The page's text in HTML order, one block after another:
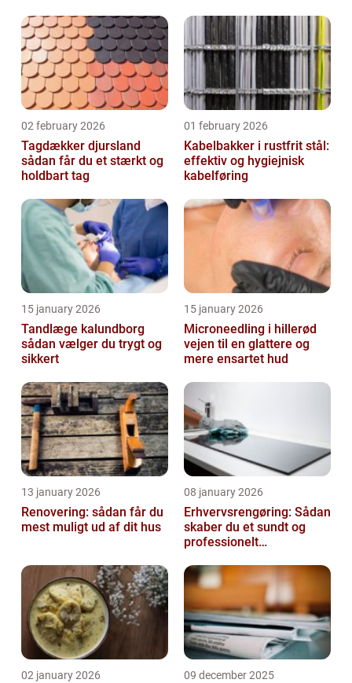
02 february 2026
Tagdækker djursland
sådan får du et stærkt og
holdbart tag
01 february 2026
Kabelbakker i rustfrit stål:
effektiv og hygiejnisk
kabelføring
15 january 2026
Tandlæge kalundborg
sådan vælger du trygt og
sikkert
15 january 2026
Microneedling i hillerød
vejen til en glattere og
mere ensartet hud
13 january 2026
Renovering: sådan får du
mest muligt ud af dit hus
08 january 2026
Erhvervsrengøring: Sådan
skaber du et sundt og
professionelt
02 january 2026 09 december 2025